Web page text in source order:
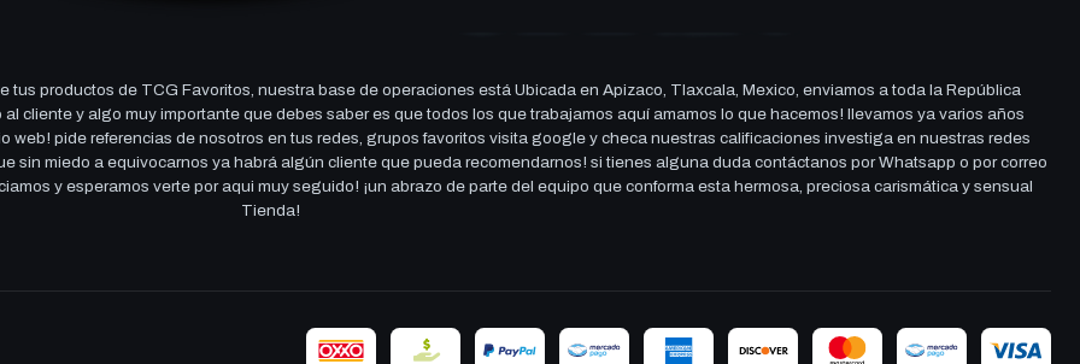
productos de TCG Favoritos, nuestra base de operaciones está Ubicada en Apizaco, Tlaxcala, Mexico, enviamos a toda la República
cliente y algo muy importante que debes saber es que todos los que trabajamos aquí amamos lo que hacemos! llevamos ya varios años
web! pide referencias de nosotros en tus redes, grupos favoritos visita google y checa nuestras calificaciones investiga en nuestras redes
sin miedo a equivocarnos ya habrá algún cliente que pueda recomendarnos! si tienes alguna duda contáctanos por Whatsapp o por correo
y esperamos verte por aqui muy seguido! ¡un abrazo de parte del equipo que conforma esta hermosa, preciosa carismática y sensual
Tienda!